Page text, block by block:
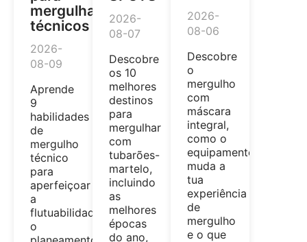
mergulhadores
técnicos
2026-
08-09
Aprende
9
habilidades
de
mergulho
técnico
para
aperfeiçoar
a
flutuabilidade,
o
2026-
08-07
Descobre
os 10
melhores
destinos
para
mergulhar
com
tubarões-
martelo,
incluindo
as
melhores
épocas
do ano,
2026-
08-06
Descobre
o
mergulho
com
máscara
integral,
como o
equipamento
muda a
tua
experiência
de
mergulho
e o que